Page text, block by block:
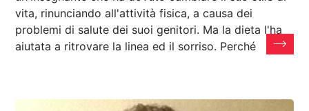
vita, rinunciando all'attività fisica, a causa dei
problemi di salute dei suoi genitori. Ma la dieta l'ha
aiutata a ritrovare la linea ed il sorriso. Perché